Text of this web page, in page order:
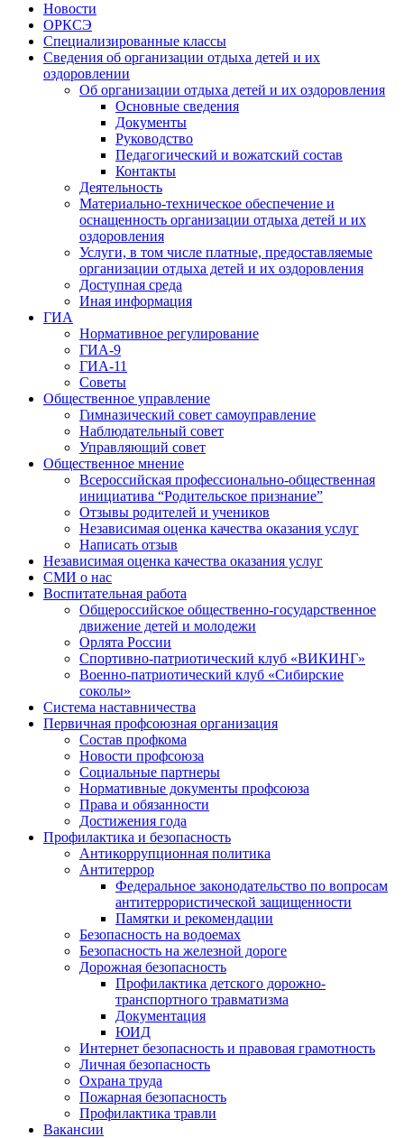
Новости
ОРКСЭ
Специализированные классы
Сведения об организации отдыха детей и их
оздоровлении
Об организации отдыха детей и их оздоровления
Основные сведения
Документы
Руководство
Педагогический и вожатский состав
Контакты
Деятельность
Материально-техническое обеспечение и
оснащенность организации отдыха детей и их
оздоровления
Услуги, в том числе платные, предоставляемые
организации отдыха детей и их оздоровления
Доступная среда
Иная информация
ГИА
Нормативное регулирование
ГИА-9
ГИА-11
Советы
Общественное управление
Гимназический совет самоуправление
Наблюдательный совет
Управляющий совет
Общественное мнение
Всероссийская профессионально-общественная
инициатива “Родительское признание”
Отзывы родителей и учеников
Независимая оценка качества оказания услуг
Написать отзыв
Независимая оценка качества оказания услуг
СМИ о нас
Воспитательная работа
Общероссийское общественно-государственное
движение детей и молодежи
Орлята России
Спортивно-патриотический клуб «ВИКИНГ»
Военно-патриотический клуб «Сибирские
соколы»
Система наставничества
Первичная профсоюзная организация
Состав профкома
Новости профсоюза
Социальные партнеры
Нормативные документы профсоюза
Права и обязанности
Достижения года
Профилактика и безопасность
Антикоррупционная политика
Антитеррор
Федеральное законодательство по вопросам
антитеррористической защищенности
Памятки и рекомендации
Безопасность на водоемах
Безопасность на железной дороге
Дорожная безопасность
Профилактика детского дорожно-
транспортного травматизма
Документация
ЮИД
Интернет безопасность и правовая грамотность
Личная безопасность
Охрана труда
Пожарная безопасность
Профилактика травли
Вакансии